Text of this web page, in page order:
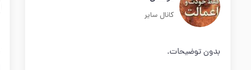
کانال سایر
بدون توضیحات.